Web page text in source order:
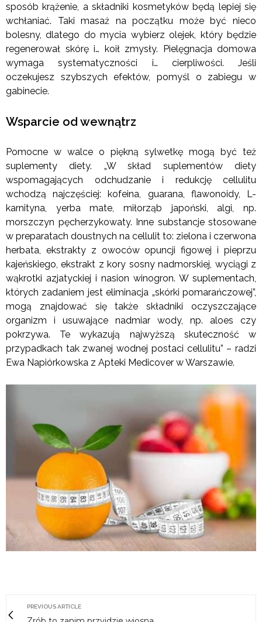
sposób krążenie, a składniki kosmetyków będą lepiej się
wchłaniać. Taki masaż na początku może być nieco
bolesny, dlatego do mycia wybierz olejek, który będzie
regenerował skórę i… koił zmysły. Pielęgnacja domowa
wymaga systematyczności i… cierpliwości. Jeśli
oczekujesz szybszych efektów, pomyśl o zabiegu w
gabinecie.
Wsparcie od wewnątrz
Pomocne w walce o piękną sylwetkę mogą być też
suplementy diety. „W skład suplementów diety
wspomagających odchudzanie i redukcję cellulitu
wchodzą najczęściej: kofeina, guarana, flawonoidy, L-
karnityna, yerba mate, miłorząb japoński, algi, np.
morszczyn pęcherzykowaty. Inne substancje stosowane
w preparatach doustnych na cellulit to: zielona i czerwona
herbata, ekstrakty z owoców opuncji figowej i pieprzu
kajeńskiego, ekstrakt z kory sosny nadmorskiej, wyciągi z
wąkrotki azjatyckiej i nasion winogron. W suplementach,
których zadaniem jest eliminacja „skórki pomarańczowej”,
mogą znajdować się także składniki oczyszczające
organizm i usuwające nadmiar wody, np. aloes czy
pokrzywa. Te wykazują najwyższą skuteczność w
przypadkach tak zwanej wodnej postaci cellulitu” – radzi
Ewa Napiórkowska z Apteki Medicover w Warszawie.
PREVIOUS ARTICLE